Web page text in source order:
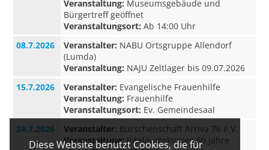
Diese Website benutzt Cookies, die für
Veranstaltung: Museumsgebäude und
Bürgertreff geöffnet
Veranstaltungsort: Ab 14:00 Uhr
08.7.2026
Veranstalter: NABU Ortsgruppe Allendorf
(Lumda)
Veranstaltung: NAJU Zeltlager bis 09.07.2026
15.7.2026
Veranstalter: Evangelische Frauenhilfe
Veranstaltung: Frauenhilfe
Veranstaltungsort: Ev. Gemeindesaal
24.7.2026
Veranstalter: Burschenschaft Arriva 76 e.V.
Veranstaltung:Jubiläumskirmes 50 Jahre